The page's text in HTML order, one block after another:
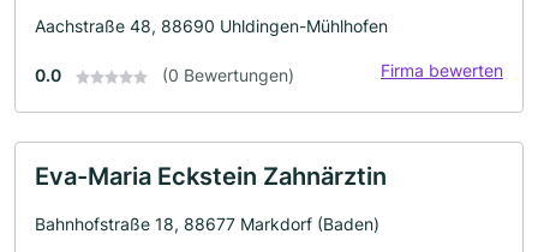
Aachstraße 48, 88690 Uhldingen-Mühlhofen
0.0 (0 Bewertungen) Firma bewerten
Eva-Maria Eckstein Zahnärztin
Bahnhofstraße 18, 88677 Markdorf (Baden)